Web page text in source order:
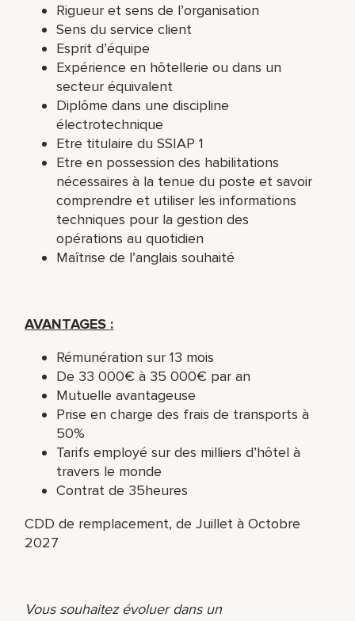
Rigueur et sens de l’organisation
Sens du service client
Esprit d’équipe
Expérience en hôtellerie ou dans un
secteur équivalent
Diplôme dans une discipline
électrotechnique
Etre titulaire du SSIAP 1
Etre en possession des habilitations
nécessaires à la tenue du poste et savoir
comprendre et utiliser les informations
techniques pour la gestion des
opérations au quotidien
Maîtrise de l’anglais souhaité
AVANTAGES :
Rémunération sur 13 mois
De 33 000€ à 35 000€ par an
Mutuelle avantageuse
Prise en charge des frais de transports à
50%
Tarifs employé sur des milliers d’hôtel à
travers le monde
Contrat de 35heures
CDD de remplacement, de Juillet à Octobre
2027
Vous souhaitez évoluer dans un